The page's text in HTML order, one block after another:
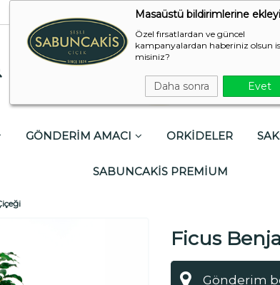
Masaüstü bildirimlerine
Özel fırsatlardan ve güncel
kampanyalardan haberiniz olsun
misiniz?
Daha sonra Evet
GÖNDERİM AMACI ORKİDELER
SABUNCAKİS PREMİUM
Ficus